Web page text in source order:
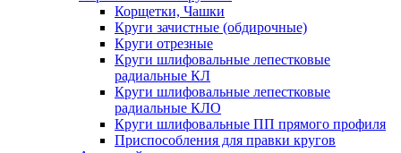
Корщетки, Чашки
Круги зачистные (обдирочные)
Круги отрезные
Круги шлифовальные лепестковые
радиальные КЛ
Круги шлифовальные лепестковые
радиальные КЛО
Круги шлифовальные ПП прямого профиля
Приспособления для правки кругов